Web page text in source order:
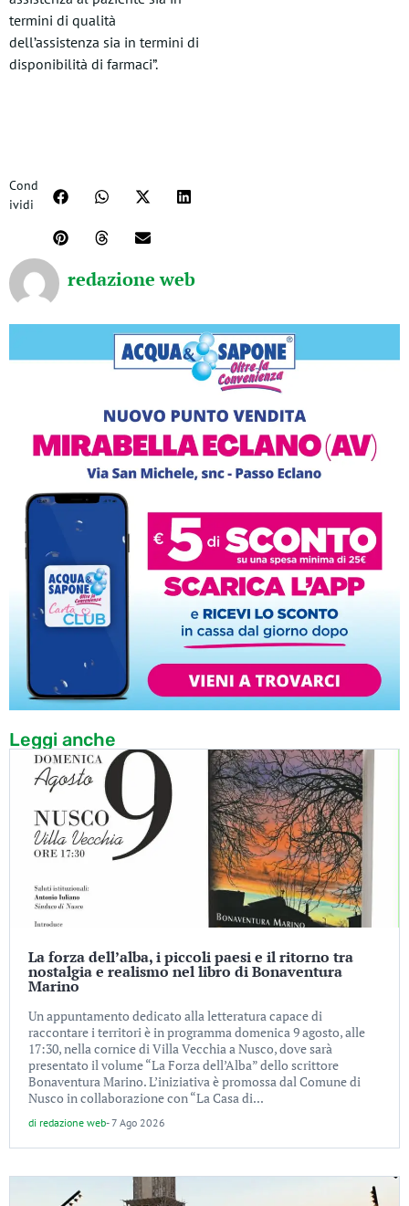
termini di qualità
dell’assistenza sia in termini di
disponibilità di farmaci”.
Cond
ividi
redazione web
Leggi anche
La forza dell’alba, i piccoli paesi e il ritorno tra
nostalgia e realismo nel libro di Bonaventura
Marino
Un appuntamento dedicato alla letteratura capace di
raccontare i territori è in programma domenica 9 agosto, alle
17:30, nella cornice di Villa Vecchia a Nusco, dove sarà
presentato il volume “La Forza dell’Alba” dello scrittore
Bonaventura Marino. L’iniziativa è promossa dal Comune di
Nusco in collaborazione con “La Casa di...
di redazione web-7 Ago 2026